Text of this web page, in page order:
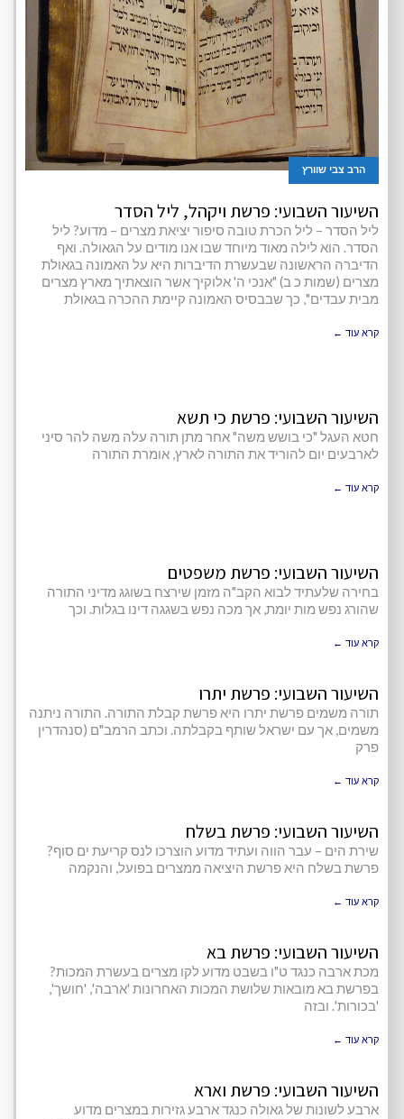
הרב צבי שוורץ
השיעור השבועי: פרשת ויקהל, ליל הסדר
ליל הסדר – ליל הכרת טובה סיפור יציאת מצרים – מדוע? ליל
הסדר. הוא לילה מאוד מיוחד שבו אנו מודים על הגאולה. ואף
הדיברה הראשונה שבעשרת הדיברות היא על האמונה בגאולת
מצרים (שמות כ ב) "אנכי ה' אלוקיך אשר הוצאתיך מארץ מצרים
מבית עבדים", כך שבבסיס האמונה קיימת ההכרה בגאולת
קרא עוד ←
השיעור השבועי: פרשת כי תשא
חטא העגל "כי בושש משה" אחר מתן תורה עלה משה להר סיני
לארבעים יום להוריד את התורה לארץ, אומרת התורה
קרא עוד ←
השיעור השבועי: פרשת משפטים
בחירה שלעתיד לבוא הקב"ה מזמן שירצח בשוגג מדיני התורה
שהורג נפש מות יומת, אך מכה נפש בשגגה דינו בגלות. וכך
קרא עוד ←
השיעור השבועי: פרשת יתרו
תורה משמים פרשת יתרו היא פרשת קבלת התורה. התורה ניתנה
משמים, אך עם ישראל שותף בקבלתה. וכתב הרמב"ם (סנהדרין
פרק
קרא עוד ←
השיעור השבועי: פרשת בשלח
שירת הים – עבר הווה ועתיד מדוע הוצרכו לנס קריעת ים סוף?
פרשת בשלח היא פרשת היציאה ממצרים בפועל, והנקמה
קרא עוד ←
השיעור השבועי: פרשת בא
מכת ארבה כנגד ט"ו בשבט מדוע לקו מצרים בעשרת המכות?
בפרשת בא מובאות שלושת המכות האחרונות 'ארבה', 'חושך',
'בכורות'. ובזה
קרא עוד ←
השיעור השבועי: פרשת וארא
ארבע לשונות של גאולה כנגד ארבע גזירות במצרים מדוע